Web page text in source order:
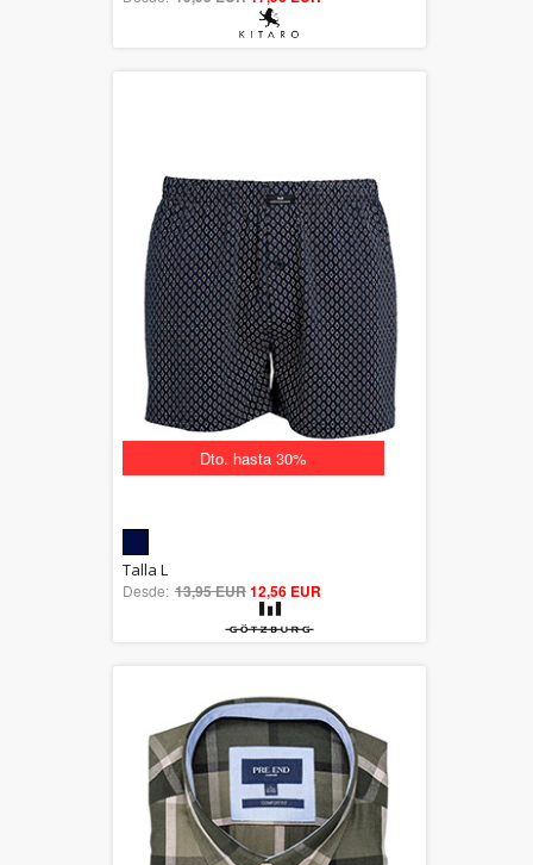
Dto. hasta 30%
out of 5
Talla L
Desde: 13,95 EUR12,56 EUR